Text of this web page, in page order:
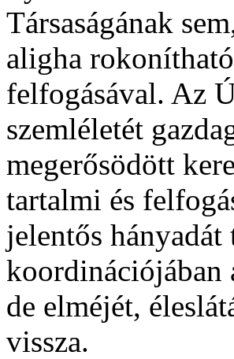
Társaságának
aligha
felfogásával. Az
szemléletét
megerősödött
tartalmi és
jelentős
koordinációjában
de elméjét,
vissza.